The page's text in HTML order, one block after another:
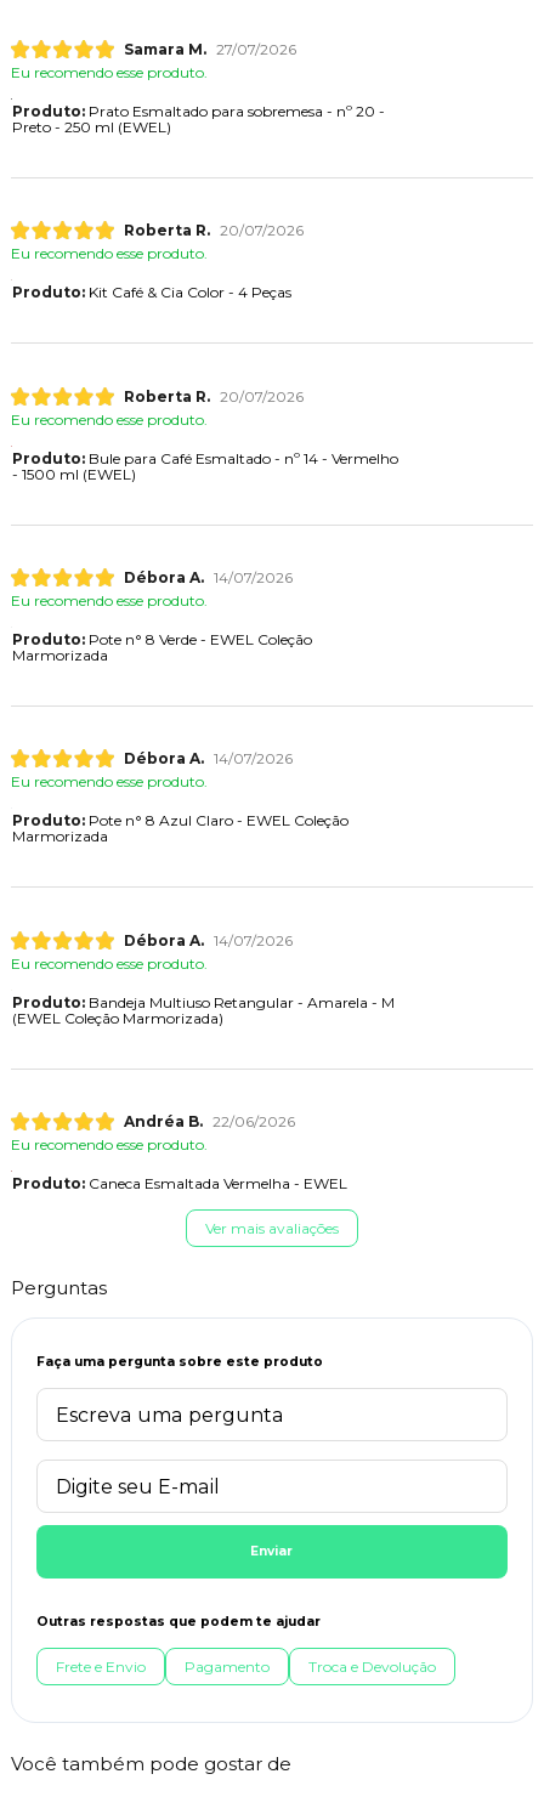
Samara M. 27/07/2026
Eu recomendo esse produto.
Produto:Prato Esmaltado para sobremesa - nº 20 -
Preto - 250 ml (EWEL)
Roberta R. 20/07/2026
Eu recomendo esse produto.
Produto:Kit Café & Cia Color - 4 Peças
Roberta R. 20/07/2026
Eu recomendo esse produto.
Produto:Bule para Café Esmaltado - nº 14 - Vermelho
- 1500 ml (EWEL)
Débora A. 14/07/2026
Eu recomendo esse produto.
Produto:Pote n° 8 Verde - EWEL Coleção
Marmorizada
Débora A. 14/07/2026
Eu recomendo esse produto.
Produto:Pote n° 8 Azul Claro - EWEL Coleção
Marmorizada
Débora A. 14/07/2026
Eu recomendo esse produto.
Produto:Bandeja Multiuso Retangular - Amarela - M
(EWEL Coleção Marmorizada)
Andréa B. 22/06/2026
Eu recomendo esse produto.
Produto:Caneca Esmaltada Vermelha - EWEL
Ver mais avaliações
Perguntas
Faça uma pergunta sobre este produto
Enviar
Outras respostas que podem te ajudar
Frete e Envio Pagamento Troca e Devolução
Você também pode gostar de